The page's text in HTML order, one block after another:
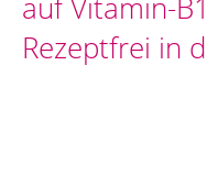
Rezeptfrei in